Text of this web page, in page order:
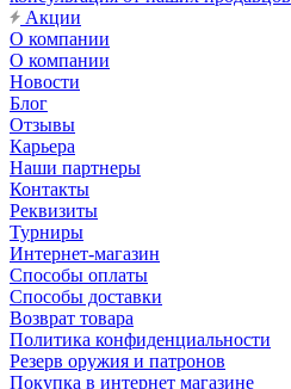
Акции
О компании
О компании
Новости
Блог
Отзывы
Карьера
Наши партнеры
Контакты
Реквизиты
Турниры
Интернет-магазин
Способы оплаты
Способы доставки
Возврат товара
Политика конфиденциальности
Резерв оружия и патронов
Покупка в интернет магазине